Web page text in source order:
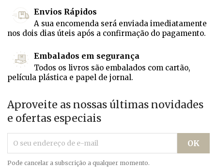
Envios Rápidos
A sua encomenda será enviada imediatamente
nos dois dias úteis após a confirmação do pagamento.
Embalados em segurança
Todos os livros são embalados com cartão,
película plástica e papel de jornal.
Aproveite as nossas últimas novidades
e ofertas especiais
Pode cancelar a subscrição a qualquer momento.